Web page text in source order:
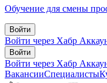
Обучение для смены
Войти
Войти через Хабр
Войти
Войти через Хабр
ВакансииСпециалисты